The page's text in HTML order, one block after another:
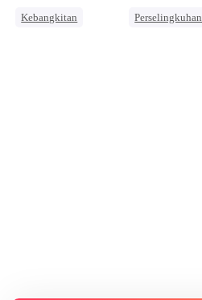
Kebangkitan
Perselingkuhan